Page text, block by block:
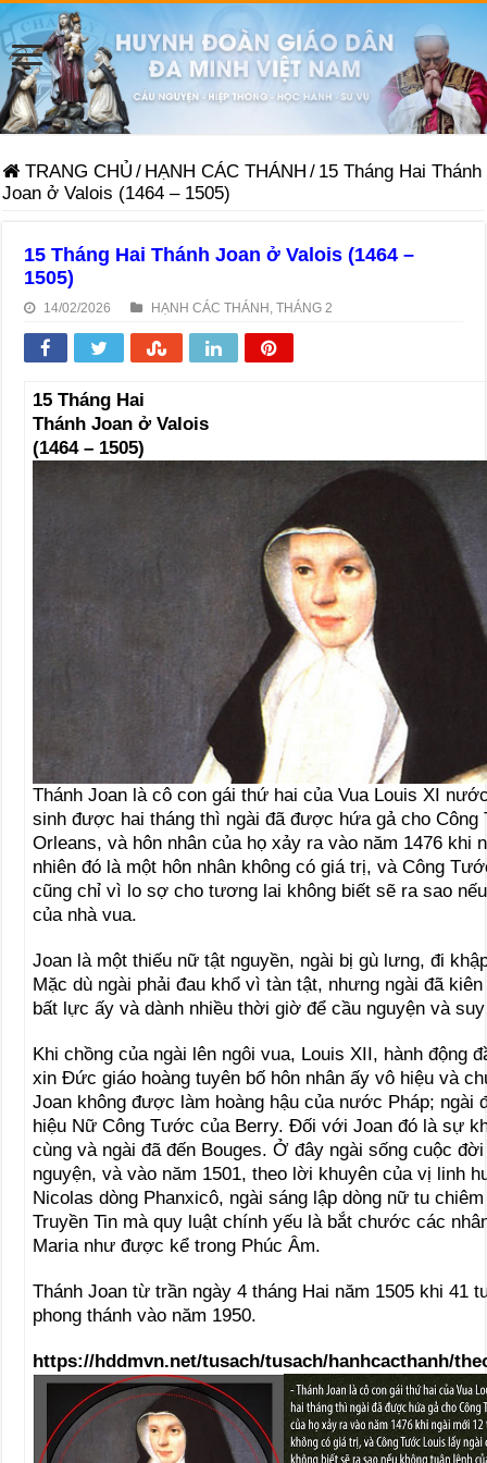
TRANG CHỦ / HẠNH CÁC THÁNH / 15 Tháng Hai Thánh
Joan ở Valois (1464 – 1505)
15 Tháng Hai Thánh Joan ở Valois (1464 –
1505)
14/02/2026 HẠNH CÁC THÁNH ,THÁNG 2
15 Tháng Hai
Thánh Joan ở Valois
(1464 – 1505)
Thánh Joan là cô con gái thứ hai của Vua Louis XI
sinh được hai tháng thì ngài đã được hứa gả cho
Orleans, và hôn nhân của họ xảy ra vào năm 1476 khi
nhiên đó là một hôn nhân không có giá trị, và Công
cũng chỉ vì lo sợ cho tương lai không biết sẽ ra sao
của nhà vua.
Joan là một thiếu nữ tật nguyền, ngài bị gù lưng, đi
Mặc dù ngài phải đau khổ vì tàn tật, nhưng ngài đã
bất lực ấy và dành nhiều thời giờ để cầu nguyện và
Khi chồng của ngài lên ngôi vua, Louis XII, hành động
xin Đức giáo hoàng tuyên bố hôn nhân ấy vô hiệu và
Joan không được làm hoàng hậu của nước Pháp; ngài
hiệu Nữ Công Tước của Berry. Ðối với Joan đó là sự
cùng và ngài đã đến Bouges. Ở đây ngài sống cuộc
nguyện, và vào năm 1501, theo lời khuyên của vị linh
Nicolas dòng Phanxicô, ngài sáng lập dòng nữ tu
Truyền Tin mà quy luật chính yếu là bắt chước các
Maria như được kể trong Phúc Âm.
Thánh Joan từ trần ngày 4 tháng Hai năm 1505 khi 41
phong thánh vào năm 1950.
https://hddmvn.net/tusach/tusach/hanhcacthanh/